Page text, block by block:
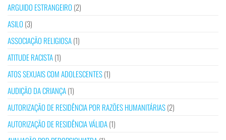
ARGUIDO ESTRANGEIRO (2)
ASILO (3)
ASSOCIAÇÃO RELIGIOSA(1)
ATITUDE RACISTA(1)
ATOS SEXUAIS COM ADOLESCENTES(1)
AUDIÇÃO DA CRIANÇA(1)
AUTORIZAÇÃO DE RESIDÊNCIA POR RAZÕES HUMANITÁRIAS(2)
AUTORIZAÇÃO DE RESIDÊNCIA VÁLIDA(1)